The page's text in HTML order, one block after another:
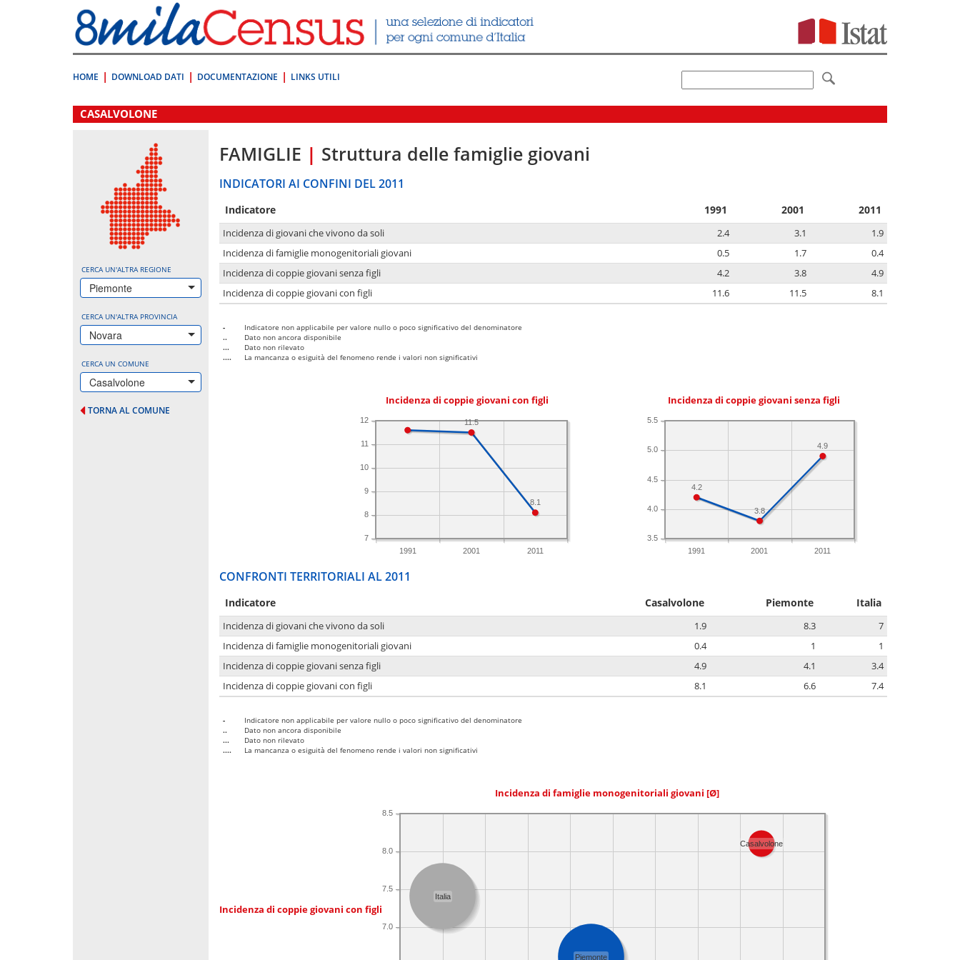
direttamente
a:
Contenuto
HOME DOWNLOAD DATI DOCUMENTAZIONE LINKS UTILI
.
CASALVOLONE
CERCA UN'ALTRA REGIONE
Piemonte
CERCA UN'ALTRA PROVINCIA
Novara
CERCA UN COMUNE
Casalvolone
TORNA AL COMUNE
FAMIGLIE | Struttura delle famiglie giovani
INDICATORI AI CONFINI DEL 2011
Indicatore 1991 2001 2011
Incidenza di giovani che vivono da soli 2.4 3.1
1.9
Incidenza di famiglie monogenitoriali giovani
0.5 1.7
0.4
Incidenza di coppie giovani senza figli
4.2 3.8
4.9
Incidenza di coppie giovani con figli
11.6 11.5 8.1
-
Indicatore non applicabile per valore nullo o poco significativo del denominatore
..
Dato non ancora disponibile
...
Dato non rilevato
....
La mancanza o esiguità del fenomeno rende i valori non significativi
Incidenza di coppie giovani con figli
1991 2001 2011
7
8
9
10
11
12
8.1
11.5
Incidenza di coppie giovani senza figli
1991 2001 2011
3.5
4.0
4.5
5.0
5.5
4.9
3.8
4.2
CONFRONTI TERRITORIALI AL 2011
Indicatore Casalvolone Piemonte Italia
Incidenza di giovani che vivono da soli 1.9 8.3
7
Incidenza di famiglie monogenitoriali giovani
0.4 1
1
Incidenza di coppie giovani senza figli
4.9 4.1
3.4
Incidenza di coppie giovani con figli
8.1 6.6 7.4
-
Indicatore non applicabile per valore nullo o poco significativo del denominatore
..
Dato non ancora disponibile
...
Dato non rilevato
....
La mancanza o esiguità del fenomeno rende i valori non significativi
Incidenza di famiglie monogenitoriali giovani [Ø]
Incidenza di coppie giovani con figli
7.0
7.5
8.0
8.5
Piemonte
Italia
Casalvolone